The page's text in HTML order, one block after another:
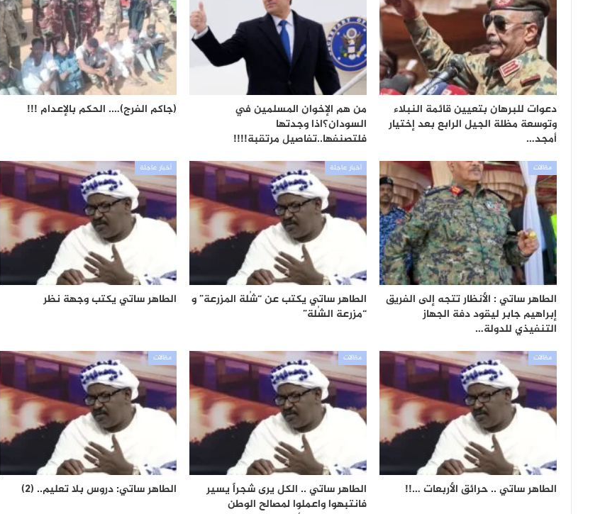
دعوات للبرهان بتعيين قائمة النبلاء
وتوسعة مظلة الجيل الرابع بعد إختيار
أمجد…
من هم الإخوان المسلمين في
السودان؟اذا وجدتها
فلتصنفها..تفاصيل مرتقبة!!!!
(جاكم الفرج)…. الحكم بالإعدام !!!
مقالات
الطاهر ساتي : الأنظار تتجه إلى الفريق
إبراهيم جابر ليقود دفة الجهاز
التنفيذي للدولة…
أخبار عاجلة
الطاهر ساتي يكتب عن “شُلة المزرعة” و
“مزرعة الشُلة”
أخبار عاجلة
الطاهر ساتي يكتب وجهة نظر
مقالات
الطاهر ساتي .. حرائق الأربعات …!!
مقالات
الطاهر ساتي .. الكل يرى شجراً يسير
فانتبهوا واعملوا لمصالح الوطن
مقالات
الطاهر ساتي: دروس بلا تعليم.. (2)